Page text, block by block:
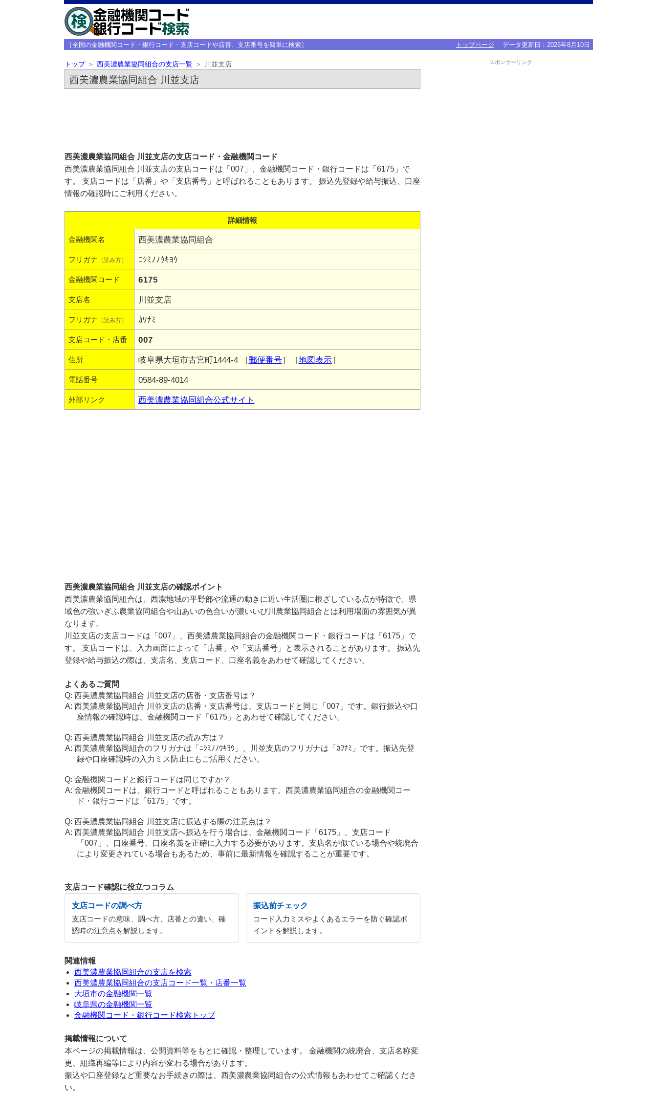
［全国の金融機関コード・銀行コード・支店コードや店番、支店番号を簡単に検索］ トップページ データ更新日： 2026年8月10日
トップ 西美濃農業協同組合の支店一覧 川並支店
西美濃農業協同組合 川並支店
西美濃農業協同組合 川並支店の支店コード・金融機関コード
西美濃農業協同組合 川並支店の支店コードは「007」、金融機関コード・銀行コードは「6175」で
す。 支店コードは「店番」や「支店番号」と呼ばれることもあります。 振込先登録や給与振込、口座
情報の確認時にご利用ください。
詳細情報
金融機関名 西美濃農業協同組合
フリガナ （読み方） ﾆｼﾐﾉﾉｳｷﾖｳ
金融機関コード 6175
支店名 川並支店
フリガナ （読み方） ｶﾜﾅﾐ
支店コード・店番 007
住所 岐阜県大垣市古宮町1444-4 ［郵便番号］［地図表示］
電話番号 0584-89-4014
外部リンク 西美濃農業協同組合公式サイト
西美濃農業協同組合 川並支店の確認ポイント
西美濃農業協同組合は、西濃地域の平野部や流通の動きに近い生活圏に根ざしている点が特徴で、県
域色の強いぎふ農業協同組合や山あいの色合いが濃いいび川農業協同組合とは利用場面の雰囲気が異
なります。
川並支店の支店コードは「007」、西美濃農業協同組合の金融機関コード・銀行コードは「6175」で
す。 支店コードは、入力画面によって「店番」や「支店番号」と表示されることがあります。 振込先
登録や給与振込の際は、支店名、支店コード、口座名義をあわせて確認してください。
よくあるご質問
西美濃農業協同組合 川並支店の店番・支店番号は？
西美濃農業協同組合 川並支店の店番・支店番号は、支店コードと同じ「007」です。銀行振込や口
座情報の確認時は、金融機関コード「6175」とあわせて確認してください。
西美濃農業協同組合 川並支店の読み方は？
西美濃農業協同組合のフリガナは「ﾆｼﾐﾉﾉｳｷﾖｳ」、川並支店のフリガナは「ｶﾜﾅﾐ」です。振込先登
録や口座確認時の入力ミス防止にもご活用ください。
金融機関コードと銀行コードは同じですか？
金融機関コードは、銀行コードと呼ばれることもあります。西美濃農業協同組合の金融機関コー
ド・銀行コードは「6175」です。
西美濃農業協同組合 川並支店に振込する際の注意点は？
西美濃農業協同組合 川並支店へ振込を行う場合は、金融機関コード「6175」、支店コード
「007」、口座番号、口座名義を正確に入力する必要があります。支店名が似ている場合や統廃合
により変更されている場合もあるため、事前に最新情報を確認することが重要です。
支店コード確認に役立つコラム
支店コードの調べ方
支店コードの意味、調べ方、店番との違い、確
認時の注意点を解説します。
振込前チェック
コード入力ミスやよくあるエラーを防ぐ確認ポ
イントを解説します。
関連情報
西美濃農業協同組合の支店を検索
西美濃農業協同組合の支店コード一覧・店番一覧
大垣市の金融機関一覧
岐阜県の金融機関一覧
金融機関コード・銀行コード検索トップ
掲載情報について
本ページの掲載情報は、公開資料等をもとに確認・整理しています。 金融機関の統廃合、支店名称変
更、組織再編等により内容が変わる場合があります。
振込や口座登録など重要なお手続きの際は、西美濃農業協同組合の公式情報もあわせてご確認くださ
い。
スポンサーリンク